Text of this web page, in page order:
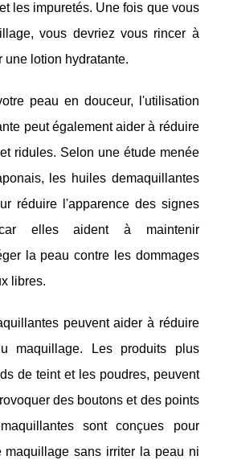
les impuretés. Une fois que vous
vous devriez vous rincer à
une lotion hydratante.
peau en douceur, l'utilisation
peut également aider à réduire
ridules. Selon une étude menée
les huiles demaquillantes
réduire l'apparence des signes
elles aident à maintenir
la peau contre les dommages
libres.
peuvent aider à réduire
maquillage. Les produits plus
de teint et les poudres, peuvent
des boutons et des points
sont conçues pour
maquillage sans irriter la peau ni